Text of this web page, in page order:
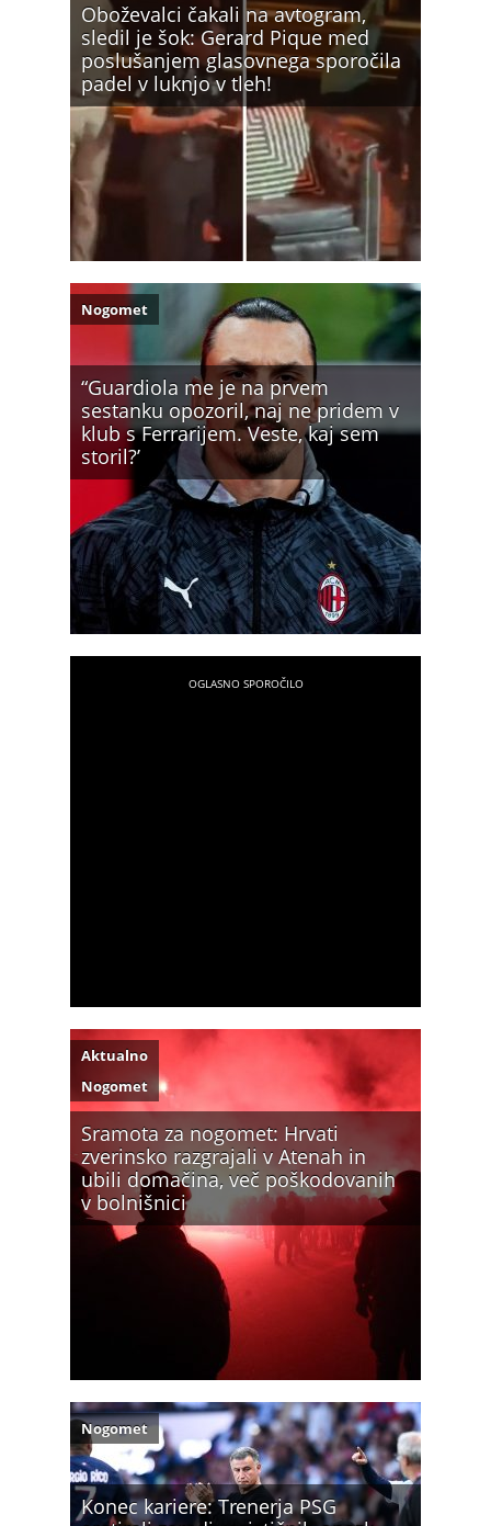
Oboževalci čakali na avtogram,
sledil je šok: Gerard Pique med
poslušanjem glasovnega sporočila
padel v luknjo v tleh!
“Guardiola me je na prvem
sestanku opozoril, naj ne pridem v
klub s Ferrarijem. Veste, kaj sem
storil?’
Nogomet
Sramota za nogomet: Hrvati
zverinsko razgrajali v Atenah in
ubili domačina, več poškodovanih
v bolnišnici
Aktualno
Nogomet
Konec kariere: Trenerja PSG
Nogomet